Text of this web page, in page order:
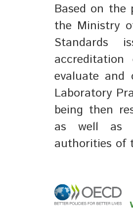
Based on the
the Ministry
Standards
evaluate and
Laboratory
being then
as well as
authorities of